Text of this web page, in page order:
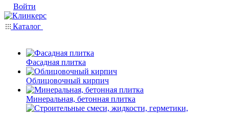
Войти
Каталог
Фасадная плитка
Облицовочный кирпич
Минеральная, бетонная плитка